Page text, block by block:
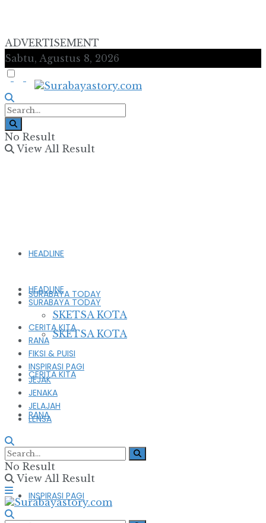
ADVERTISEMENT
Sabtu, Agustus 8, 2026
No Result
View All Result
HEADLINE
SURABAYA TODAY
SKETSA KOTA
CERITA KITA
RANA
FIKSI & PUISI
INSPIRASI PAGI
HEADLINE
SURABAYA TODAY
SKETSA KOTA
CERITA KITA
RANA
FIKSI & PUISI
INSPIRASI PAGI
JEJAK
JENAKA
JELAJAH
LENSA
No Result
View All Result